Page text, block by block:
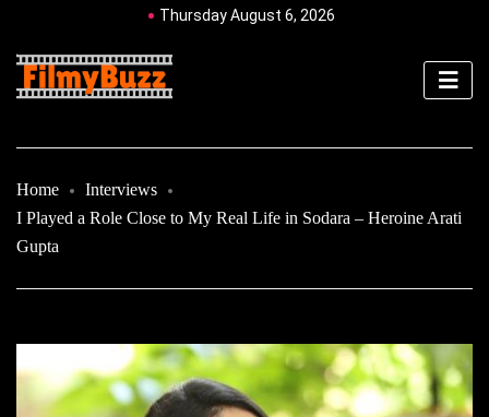
Thursday August 6, 2026
Home
Interviews
I Played a Role Close to My Real Life in Sodara – Heroine Arati
Gupta